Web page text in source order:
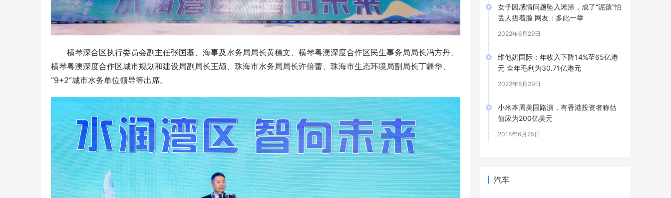
横琴深合区执行委员会副主任张国基、海事及水务局局长黄穗文、横琴粤澳深度合作区民生事务局局长冯方丹、
横琴粤澳深度合作区城市规划和建设局副局长王颉、珠海市水务局局长许倍蕾、珠海市生态环境局副局长丁疆华、
“9+2”城市水务单位领导等出席。
女子因感情问题坠入滩涂，成了“泥孩”怕
丢人捂着脸 网友：多此一举
2022年6月29日
维他奶国际：年收入下降14%至65亿港
元 全年毛利为30.71亿港元
2022年6月29日
小米本周美国路演，有香港投资者称估
值应为200亿美元
2018年6月25日
汽车